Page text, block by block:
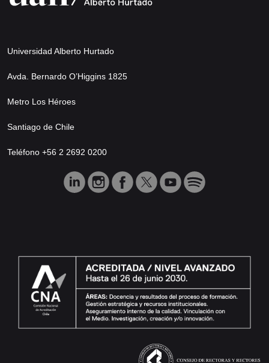
Universidad Alberto Hurtado
Avda. Bernardo O’Higgins 1825
Metro Los Héroes
Santiago de Chile
Teléfono +56 2 2692 0200